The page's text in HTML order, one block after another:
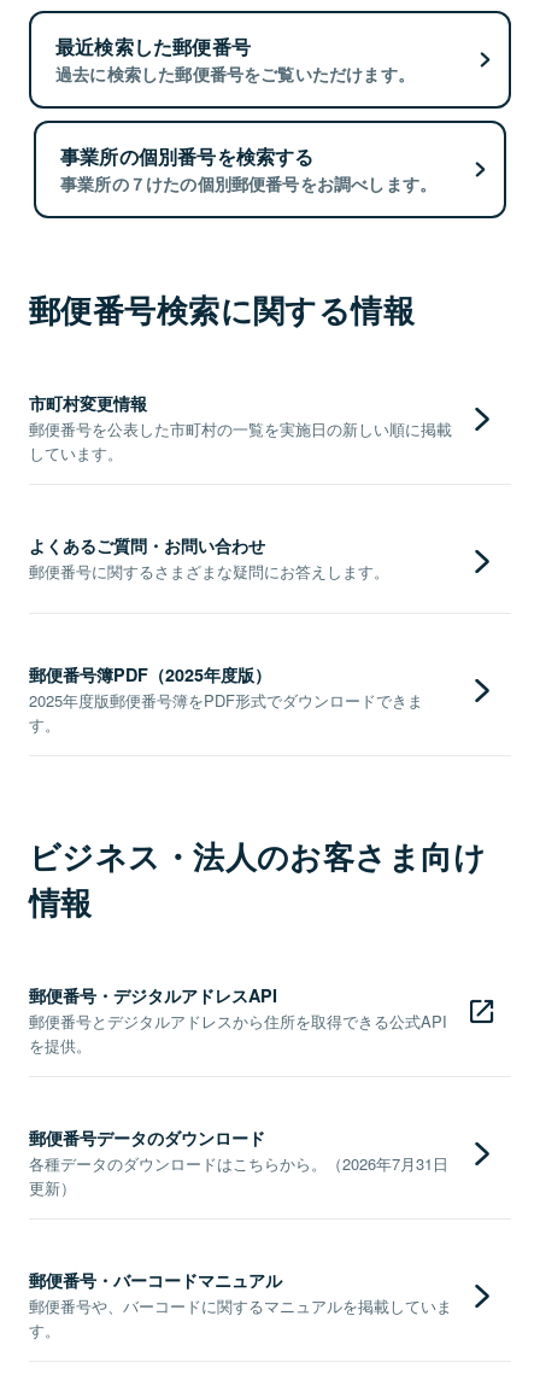
最近検索した郵便番号
過去に検索した郵便番号をご覧いただけます。
事業所の個別番号を検索する
事業所の７けたの個別郵便番号をお調べします。
郵便番号検索に関する情報
市町村変更情報
郵便番号を公表した市町村の一覧を実施日の新しい順に掲載
しています。
よくあるご質問・お問い合わせ
郵便番号に関するさまざまな疑問にお答えします。
郵便番号簿PDF（2025年度版）
2025年度版郵便番号簿をPDF形式でダウンロードできま
す。
ビジネス・法人のお客さま向け
情報
郵便番号・デジタルアドレスAPI
郵便番号とデジタルアドレスから住所を取得できる公式API
を提供。
郵便番号データのダウンロード
各種データのダウンロードはこちらから。（2026年7月31日
更新）
郵便番号・バーコードマニュアル
郵便番号や、バーコードに関するマニュアルを掲載していま
す。